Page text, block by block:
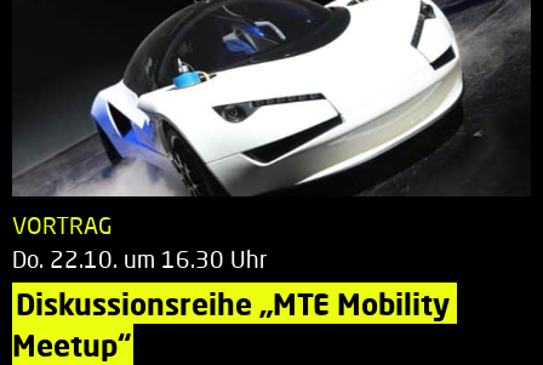
VORTRAG
Do. 22.10. um 16.30 Uhr
Diskussionsreihe „MTE Mobility
Meetup“